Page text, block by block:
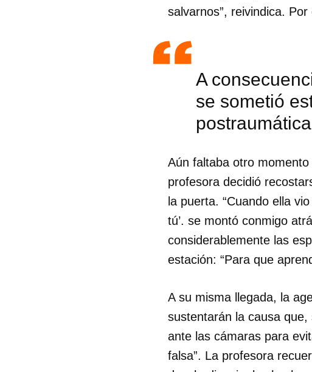
salvarnos”, reivindica.
A
se sometió
postraumática
Aún faltaba otro
profesora decidió
la puerta. “Cuando ella
tú’. se montó conmigo
considerablemente las
estación: “Para que
A su misma llegada, la
sustentarán la causa
ante las cámaras para
falsa”. La profesora